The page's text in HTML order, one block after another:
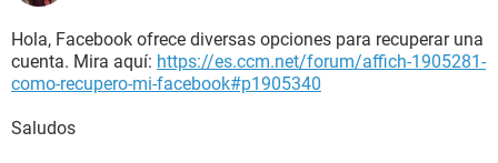
Hola, Facebook ofrece diversas opciones para recuperar una
cuenta. Mira aquí: https://es.ccm.net/forum/affich-1905281-
como-recupero-mi-facebook#p1905340
Saludos